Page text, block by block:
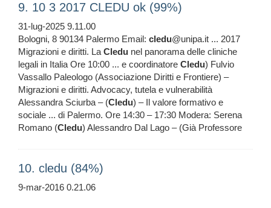
9. 10 3 2017 CLEDU ok (99%)
31-lug-2025 9.11.00
Bologni, 8 90134 Palermo Email: cledu@unipa.it ... 2017
Migrazioni e diritti. LaCledu nel panorama delle cliniche
legali in Italia Ore 10:00 ... e coordinatore Cledu) Fulvio
Vassallo Paleologo (Associazione Diritti e Frontiere) –
Migrazioni e diritti. Advocacy, tutela e vulnerabilità
Alessandra Sciurba – (Cledu) – Il valore formativo e
sociale ... di Palermo. Ore 14:30 – 17:30 Modera: Serena
Romano (Cledu) Alessandro Dal Lago – (Già Professore
10. cledu (84%)
9-mar-2016 0.21.06